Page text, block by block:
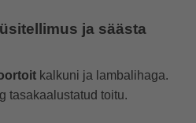
ja säästa
kalkuni ja lambalihaga.
tasakaalustatud toitu.